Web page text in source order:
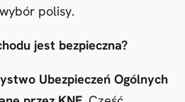
polisy.
jest bezpieczna?
Ubezpieczeń Ogólnych